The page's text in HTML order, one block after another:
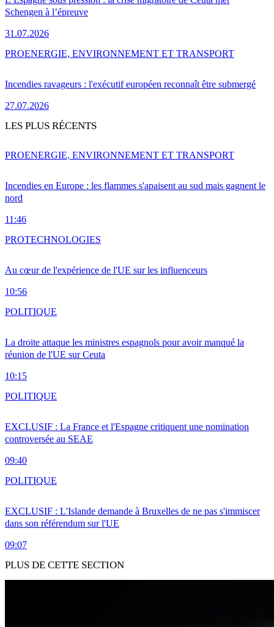
Schengen à l’épreuve
31.07.2026
Incendies ravageurs : l'exécutif européen reconnaît être submergé
27.07.2026
PROENERGIE, ENVIRONNEMENT ET TRANSPORT
LES PLUS RÉCENTS
Incendies en Europe : les flammes s'apaisent au sud mais gagnent le
nord
11:46
PROENERGIE, ENVIRONNEMENT ET TRANSPORT
Au cœur de l'expérience de l'UE sur les influenceurs
10:56
PROTECHNOLOGIES
La droite attaque les ministres espagnols pour avoir manqué la
réunion de l'UE sur Ceuta
10:15
POLITIQUE
EXCLUSIF : La France et l'Espagne critiquent une nomination
controversée au SEAE
09:40
POLITIQUE
EXCLUSIF : L'Islande demande à Bruxelles de ne pas s'immiscer
dans son référendum sur l'UE
09:07
POLITIQUE
PLUS DE CETTE SECTION